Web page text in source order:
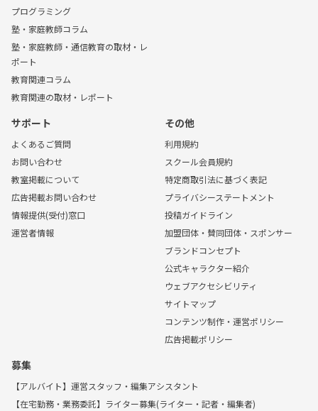
プログラミング
塾・家庭教師コラム
塾・家庭教師・通信教育の取材・レ
ポート
教育関連コラム
教育関連の取材・レポート
サポート
よくあるご質問
お問い合わせ
教室掲載について
広告掲載お問い合わせ
情報提供(受付)窓口
運営者情報
その他
利用規約
スクール会員規約
特定商取引法に基づく表記
プライバシーステートメント
投稿ガイドライン
加盟団体・賛同団体・スポンサー
ブランドコンセプト
公式キャラクター紹介
ウェブアクセシビリティ
サイトマップ
コンテンツ制作・運営ポリシー
広告掲載ポリシー
募集
【アルバイト】運営スタッフ・編集アシスタント
【在宅勤務・業務委託】ライター募集(ライター・記者・編集者)